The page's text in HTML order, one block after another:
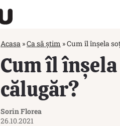
Acasa »Ca să știm »Cum îl înșela
Cum îl
călugăr?
Sorin Florea
26.10.2021